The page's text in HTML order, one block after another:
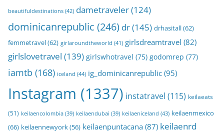
beautifuldestinations (42) dametraveler(124)
dominicanrepublic (246) dr(145) drhasitall(62)
femmetravel(62) girlaroundtheworld (41) girlsdreamtravel (82)
girlslovetravel (139) girlswhotravel (75) godomrep (77)
iamtb (168) iceland (44) ig_dominicanrepublic (95)
Instagram (1337) instatravel (115) keilaeats
(51) keilaencolombia (39) keilaendubai (39) keilaeniceland (43) keilaenmexico
(66) keilaennewyork(56) keilaenpuntacana (87) keilaenrd